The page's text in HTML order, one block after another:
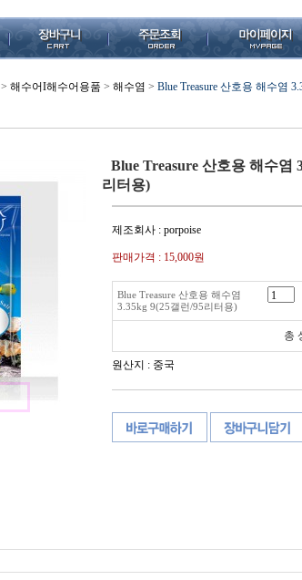
> 해수어I해수어용품 > 해수염 > Blue Treasure 산호용 해수염
Blue Treasure 산호용 해수염
리터용)
제조회사 : porpoise
판매가격 : 15,000원
Blue Treasure 산호용 해수염
3.35kg 9(25갤런/95리터용)
총
원산지 : 중국